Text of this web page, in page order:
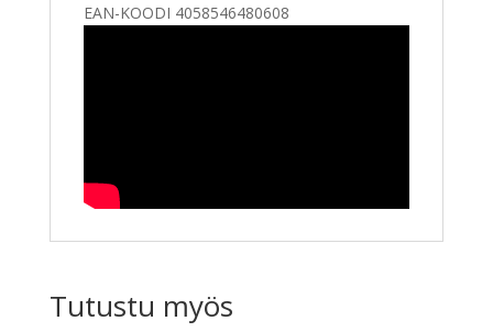
EAN-KOODI 4058546480608
Tutustu myös